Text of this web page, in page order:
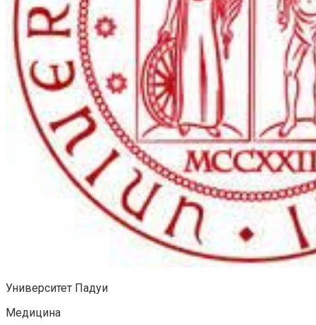
Университет Падуи
Медицина